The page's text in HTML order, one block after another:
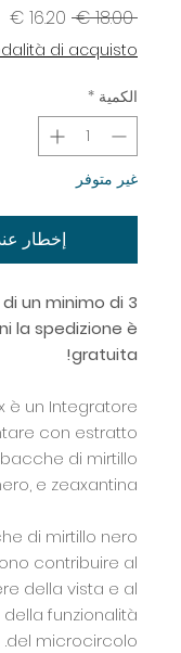
‏18.00 €
سعر
عادي
di acquisto
الكمية *
غير متوفر
إخطار
un minimo di 3
la spedizione è
gratuita!
è un Integratore
con estratto
di mirtillo
e zeaxantina.
di mirtillo nero
contribuire al
della vista e al
funzionalità
del microcircolo.